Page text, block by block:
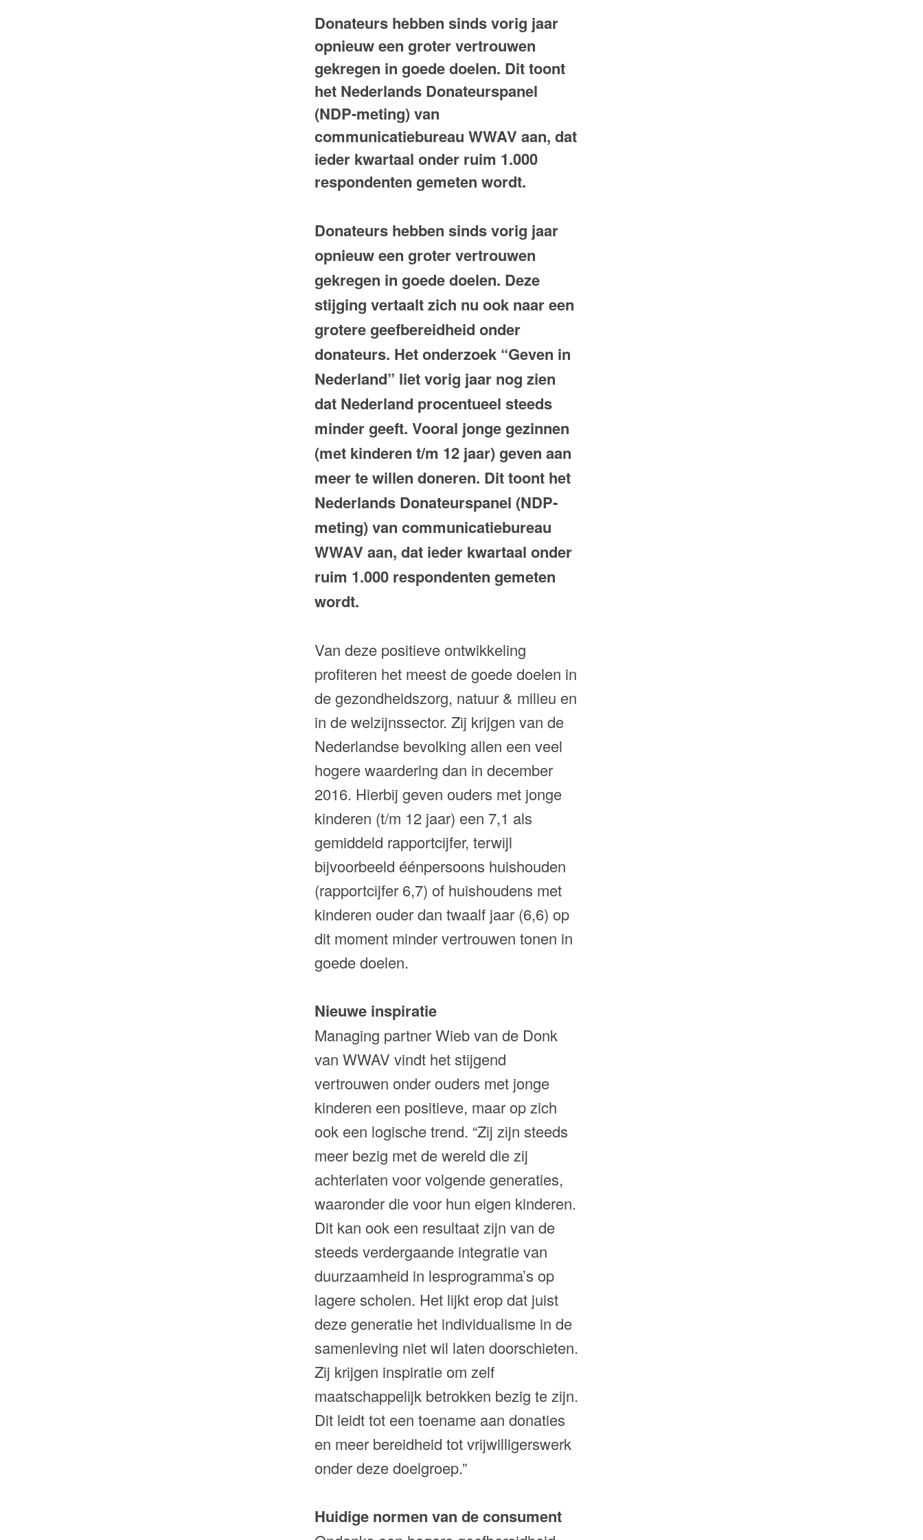
Donateurs hebben sinds vorig jaar
opnieuw een groter vertrouwen
gekregen in goede doelen. Dit toont
het Nederlands Donateurspanel
(NDP-meting) van
communicatiebureau WWAV aan, dat
ieder kwartaal onder ruim 1.000
respondenten gemeten wordt.
Donateurs hebben sinds vorig jaar
opnieuw een groter vertrouwen
gekregen in goede doelen. Deze
stijging vertaalt zich nu ook naar een
grotere geefbereidheid onder
donateurs. Het onderzoek “Geven in
Nederland” liet vorig jaar nog zien
dat Nederland procentueel steeds
minder geeft. Vooral jonge gezinnen
(met kinderen t/m 12 jaar) geven aan
meer te willen doneren. Dit toont het
Nederlands Donateurspanel (NDP-
meting) van communicatiebureau
WWAV aan, dat ieder kwartaal onder
ruim 1.000 respondenten gemeten
wordt.​
Van deze positieve ontwikkeling
profiteren het meest de goede doelen in
de gezondheidszorg, natuur & milieu en
in de welzijnssector. Zij krijgen van de
Nederlandse bevolking allen een veel
hogere waardering dan in december
2016. Hierbij geven ouders met jonge
kinderen (t/m 12 jaar) een 7,1 als
gemiddeld rapportcijfer, terwijl
bijvoorbeeld éénpersoons huishouden
(rapportcijfer 6,7) of huishoudens met
kinderen ouder dan twaalf jaar (6,6) op
dit moment minder vertrouwen tonen in
goede doelen.
Nieuwe inspiratie
Managing partner Wieb van de Donk
van WWAV vindt het stijgend
vertrouwen onder ouders met jonge
kinderen een positieve, maar op zich
ook een logische trend. “Zij zijn steeds
meer bezig met de wereld die zij
achterlaten voor volgende generaties,
waaronder die voor hun eigen kinderen.
Dit kan ook een resultaat zijn van de
steeds verdergaande integratie van
duurzaamheid in lesprogramma’s op
lagere scholen. Het lijkt erop dat juist
deze generatie het individualisme in de
samenleving niet wil laten doorschieten.
Zij krijgen inspiratie om zelf
maatschappelijk betrokken bezig te zijn.
Dit leidt tot een toename aan donaties
en meer bereidheid tot vrijwilligerswerk
onder deze doelgroep.”
Huidige normen van de consument